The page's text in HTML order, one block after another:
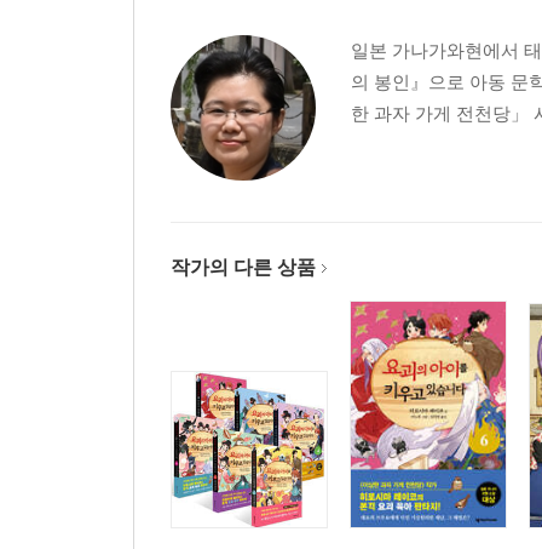
일본 가나가와현에서
의 봉인』으로 아동 문
한 과자 가게 전천당」
작가의 다른 상품